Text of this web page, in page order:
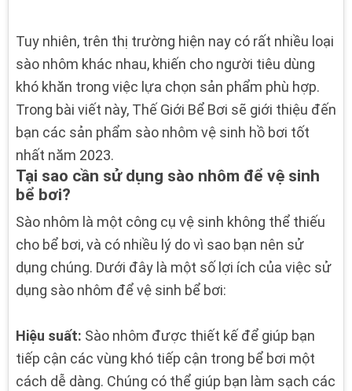
Tuy nhiên, trên thị trường hiện nay có rất nhiều loại
sào nhôm khác nhau, khiến cho người tiêu dùng
khó khăn trong việc lựa chọn sản phẩm phù hợp.
Trong bài viết này, Thế Giới Bể Bơi sẽ giới thiệu đến
bạn các sản phẩm sào nhôm vệ sinh hồ bơi tốt
nhất năm 2023.
Tại sao cần sử dụng sào nhôm để vệ sinh
bể bơi?
Sào nhôm là một công cụ vệ sinh không thể thiếu
cho bể bơi, và có nhiều lý do vì sao bạn nên sử
dụng chúng. Dưới đây là một số lợi ích của việc sử
dụng sào nhôm để vệ sinh bể bơi:
Hiệu suất: Sào nhôm được thiết kế để giúp bạn
tiếp cận các vùng khó tiếp cận trong bể bơi một
cách dễ dàng. Chúng có thể giúp bạn làm sạch các